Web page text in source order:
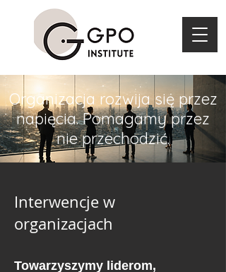
Organizacja rozwija się przez
napięcia. Pomagamy przez
nie przechodzić.
Interwencje w
organizacjach
Towarzyszymy liderom,